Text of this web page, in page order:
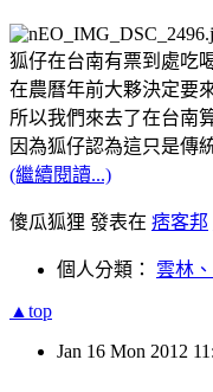
狐仔在台南有票到處吃
在農曆年前大夥決定要
所以我們來去了在台南
因為狐仔認為這只是傳
(繼續閱讀...)
傻瓜狐狸 發表在 痞客邦
個人分類： 雲林
▲top
Jan 16 Mon 2012